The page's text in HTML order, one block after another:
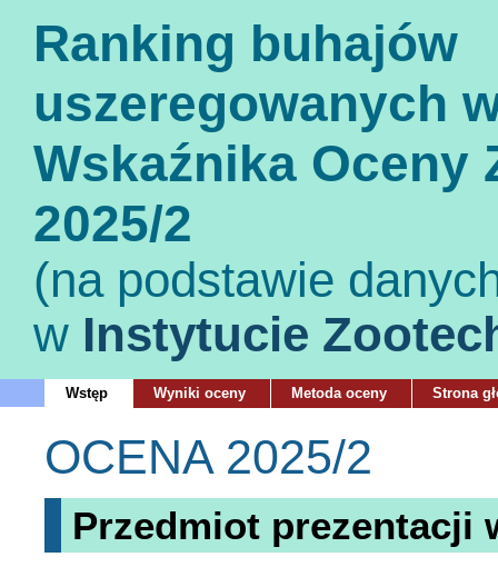
Ranking buhajów
uszeregowanych
Wskaźnika Oceny
2025/2
(na podstawie
w Instytucie
Wstęp Wyniki oceny Metoda oceny Strona
OCENA 2025/2
Przedmiot prezentacji